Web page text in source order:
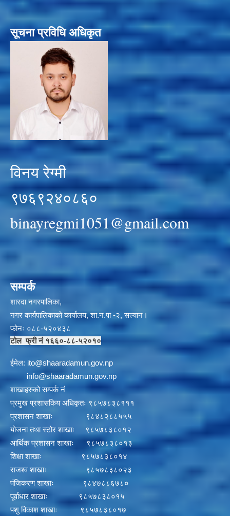
सूचना प्रविधि अधिकृत
विनय रेग्मी
९७६९२४०८६०
binayregmi1051@gmail.com
सम्पर्क
शारदा नगरपालिका,
नगर कार्यपालिकाको कार्यालय, शा.न.पा -२, सल्यान।
फोनः ०८८-५२०४३८
टोल फ्री नं १६६०-८८-५२०१०
ईमेल: ito@shaaradamun.gov.np
info@shaaradamun.gov.np
शाखाहरुको सम्पर्क नं
प्रमुख प्रशासकिय अधिकृतः ९८५७८३८१११
प्रशासन शाखाः ९८४८२८८५५५
योजना तथा स्टोर शाखाः ९८५७८३८०१२
आर्थिक प्रशासन शाखाः ९८५७८३८०१३
शिक्षा शाखाः ९८५७८३८०१४
राजश्व शाखाः ९८५७८३८०२३
पंजिकरण शाखाः ९८४७८८६७८०
पूर्वाधार शाखाः ९८५७८३८०१५
पशु विकाश शाखाः ९८५७८३८०१७